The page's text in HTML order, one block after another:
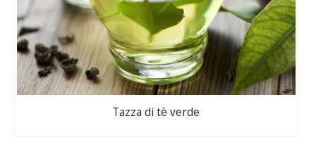
Tazza di tè verde